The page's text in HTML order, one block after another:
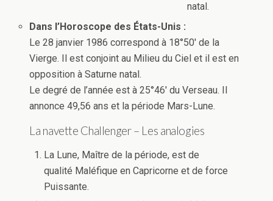
natal.
Dans l’Horoscope des États-Unis :
Le 28 janvier 1986 correspond à 18°50′ de la
Vierge. Il est conjoint au Milieu du Ciel et il est en
opposition à Saturne natal.
Le degré de l’année est à 25°46′ du Verseau. Il
annonce 49,56 ans et la période Mars-Lune.
La navette Challenger – Les analogies
La Lune, Maître de la période, est de
qualité Maléfique en Capricorne et de force
Puissante.